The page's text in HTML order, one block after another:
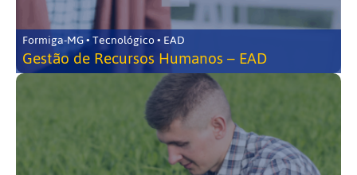
Formiga-MG • Tecnológico • EAD
Gestão de Recursos Humanos – EAD